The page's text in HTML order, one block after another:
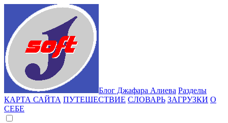
Блог Джафара Алиева Разделы
КАРТА САЙТА ПУТЕШЕСТВИЕ СЛОВАРЬ ЗАГРУЗКИ О
СЕБЕ